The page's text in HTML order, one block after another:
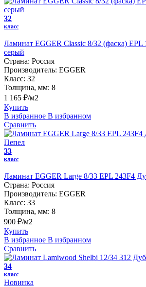
32
класс
Ламинат EGGER Classic 8/32 (фаска)
серый
Страна: Россия
Производитель: EGGER
Класс: 32
Толщина, мм: 8
1 165 ₽/м2
Купить
В избранное В избранном
Сравнить
33
класс
Ламинат EGGER Large 8/33 EPL 243F4
Страна: Россия
Производитель: EGGER
Класс: 33
Толщина, мм: 8
900 ₽/м2
Купить
В избранное В избранном
Сравнить
34
класс
Новинка